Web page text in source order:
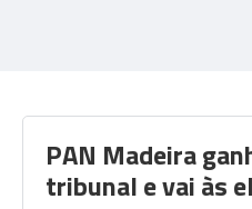
PAN Madeira
tribunal e vai às